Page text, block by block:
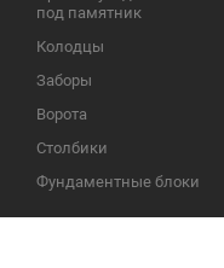
под памятник
Колодцы
Заборы
Ворота
Столбики
Фундаментные блоки